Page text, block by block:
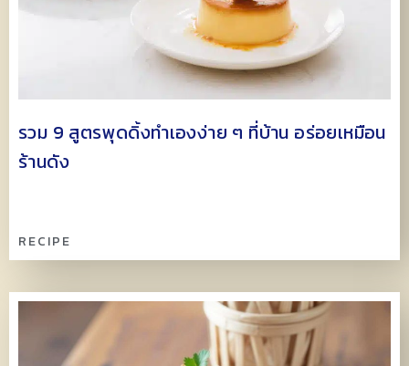
รวม 9 สูตรพุดดิ้งทำเองง่าย ๆ ที่บ้าน อร่อยเหมือน
ร้านดัง
RECIPE